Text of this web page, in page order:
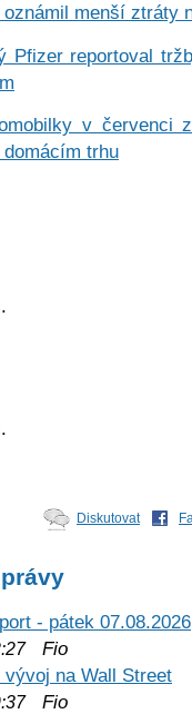
oznámil menší ztráty
Pfizer reportoval
v červenci
trhu
Diskutovat
- pátek 07.08.2026
Fio
na Wall Street
Fio